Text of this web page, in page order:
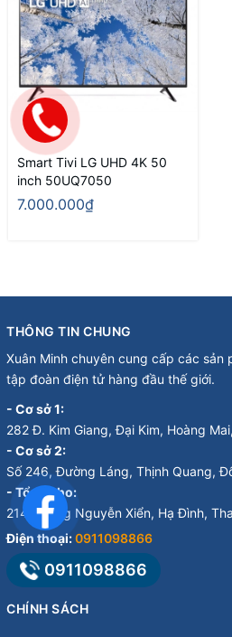
Smart Tivi LG UHD 4K 50
inch 50UQ7050
7.000.000₫
THÔNG TIN CHUNG
Xuân Minh chuyên cung cấp các sản
tập đoàn điện tử hàng đầu thế giới.
- Cơ sở 1:
282 Đ. Kim Giang, Đại Kim, Hoàng
- Cơ sở 2:
Số 246, Đường Láng, Thịnh Quang,
- Tổng kho:
214 Đường Nguyễn Xiển, Hạ Đình,
Điện thoại:0911098866
0911098866
CHÍNH SÁCH